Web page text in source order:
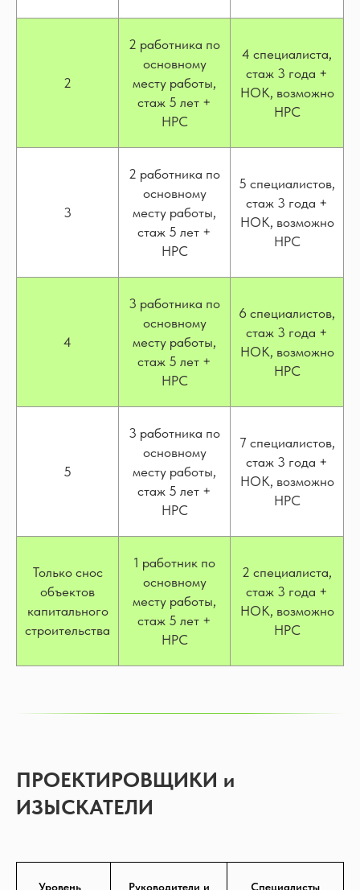
2
2 работника по
основному
месту работы,
стаж 5 лет +
НРС
4 специалиста,
стаж 3 года +
НОК, возможно
НРС
3
2 работника по
основному
месту работы,
стаж 5 лет +
НРС
5 специалистов,
стаж 3 года +
НОК, возможно
НРС
4
3 работника по
основному
месту работы,
стаж 5 лет +
НРС
6 специалистов,
стаж 3 года +
НОК, возможно
НРС
5
3 работника по
основному
месту работы,
стаж 5 лет +
НРС
7 специалистов,
стаж 3 года +
НОК, возможно
НРС
Только снос
объектов
капитального
строительства
1 работник по
основному
месту работы,
стаж 5 лет +
НРС
2 специалиста,
стаж 3 года +
НОК, возможно
НРС
ПРОЕКТИРОВЩИКИ и
ИЗЫСКАТЕЛИ
Уровень Руководители и Специалисты